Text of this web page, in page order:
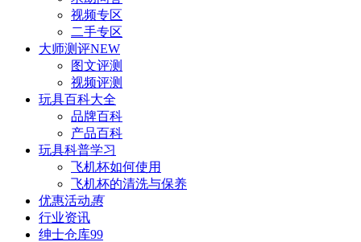
视频专区
二手专区
大师测评NEW
图文评测
视频评测
玩具百科大全
品牌百科
产品百科
玩具科普学习
飞机杯如何使用
飞机杯的清洗与保养
优惠活动惠
行业资讯
绅士仓库99